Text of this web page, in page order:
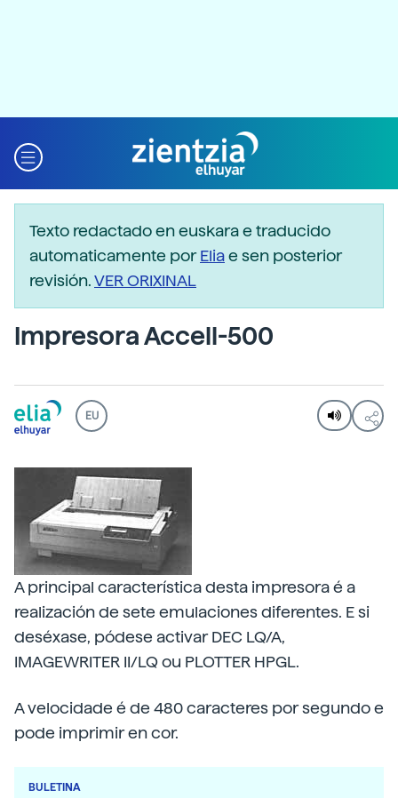
Texto redactado en euskara e traducido
automaticamente porEliae sen posterior
revisión.VER ORIXINAL
Impresora Accell-500
EU
A principal característica desta impresora é a
realización de sete emulaciones diferentes. E si
deséxase, pódese activar DEC LQ/A,
IMAGEWRITER II/LQ ou PLOTTER HPGL.
A velocidade é de 480 caracteres por segundo e
pode imprimir en cor.
BULETINA